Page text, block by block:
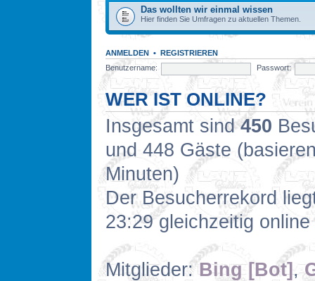
Das wollten wir einmal wissen
Hier finden Sie Umfragen zu aktuellen Themen.
ANMELDEN • REGISTRIEREN
Benutzername:
Passwort:
WER IST ONLINE?
Insgesamt sind450
und 448 Gäste
Minuten)
Der Besucherrekord
23:29 gleichzeitig
Mitglieder:Bing [Bot],